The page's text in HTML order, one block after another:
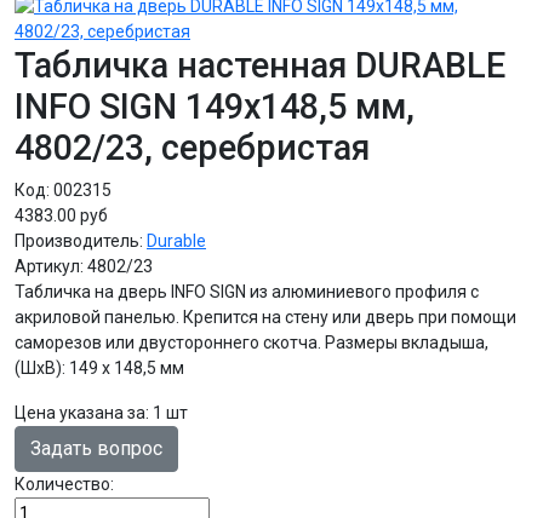
Табличка настенная DURABLE
INFO SIGN 149х148,5 мм,
4802/23, серебристая
Код: 002315
4383.00 руб
Производитель: Durable
Артикул: 4802/23
Табличка на дверь INFO SIGN из алюминиевого профиля с
акриловой панелью. Крепится на стену или дверь при помощи
саморезов или двустороннего скотча. Размеры вкладыша,
(ШхВ): 149 х 148,5 мм
Цена указана за: 1 шт
Задать вопрос
Количество: